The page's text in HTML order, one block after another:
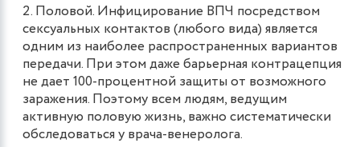
Половой. Инфицирование ВПЧ посредством
сексуальных контактов (любого вида) является
одним из наиболее распространенных вариантов
передачи. При этом даже барьерная контрацепция
не дает 100-процентной защиты от возможного
заражения. Поэтому всем людям, ведущим
активную половую жизнь, важно систематически
обследоваться у врача-венеролога.